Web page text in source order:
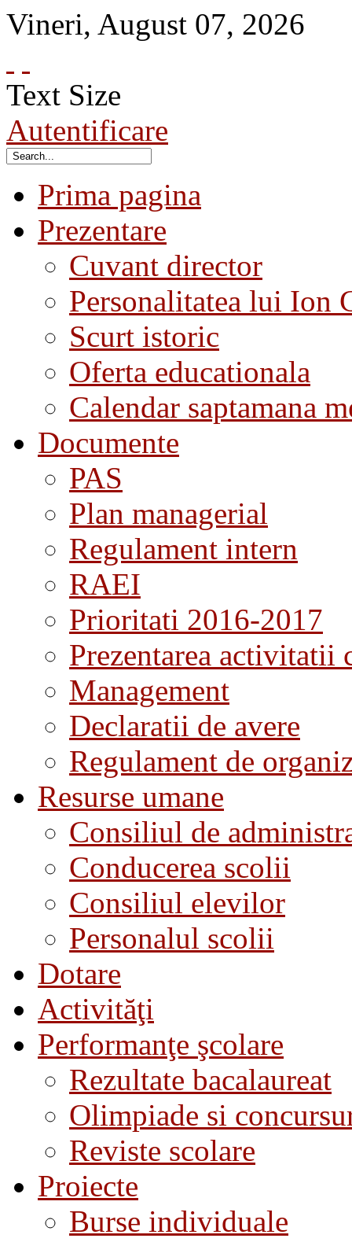
Vineri, August 07, 2026
Text Size
Autentificare
Prima pagina
Prezentare
Cuvant director
Personalitatea lui Ion
Scurt istoric
Oferta educationala
Calendar saptamana
Documente
PAS
Plan managerial
Regulament intern
RAEI
Prioritati 2016-2017
Prezentarea activitatii
Management
Declaratii de avere
Regulament de
Resurse umane
Consiliul de
Conducerea scolii
Consiliul elevilor
Personalul scolii
Dotare
Activităţi
Performanţe şcolare
Rezultate bacalaureat
Olimpiade si
Reviste scolare
Proiecte
Burse individuale